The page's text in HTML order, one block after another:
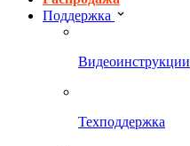
Поддержка
Видеоинструкции
Техподдержка